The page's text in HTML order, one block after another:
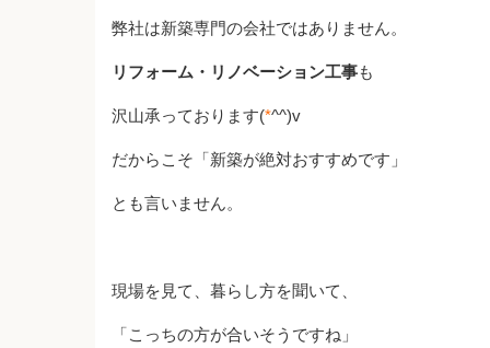
弊社は新築専門の会社ではありません。
リフォーム・リノベーション工事も
沢山承っております(*^^)v
だからこそ「新築が絶対おすすめです」
とも言いません。
現場を見て、暮らし方を聞いて、
「こっちの方が合いそうですね」